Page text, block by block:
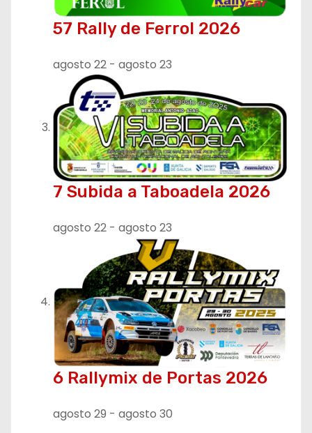
57 Rally de Ferrol 2026
agosto 22 - agosto 23
7 Subida a Taboadela 2026
agosto 22 - agosto 23
6 Rallymix de Portas 2026
agosto 29 - agosto 30